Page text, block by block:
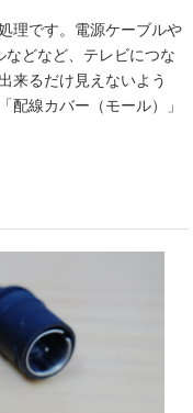
理です。電源ケーブルや
どなど、テレビにつな
来るだけ見えないよう
配線カバー（モール）」